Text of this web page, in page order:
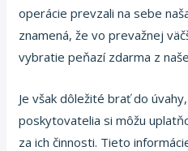
operácie prevzali na sebe
znamená, že vo prevažnej
vybratie peňazí zdarma z
Je však dôležité brať do
poskytovatelia si môžu
za ich činnosti. Tieto